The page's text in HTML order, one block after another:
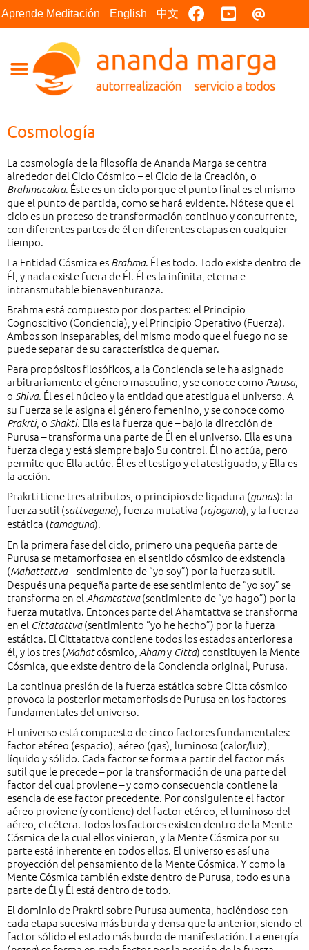
Aprende Meditación English 中文 FacebookYoutube
Cosmología
La cosmología de la filosofía de Ananda Marga se centra
alrededor del Ciclo Cósmico – el Ciclo de la Creación, o
Brahmacakra. Éste es un ciclo porque el punto final es el mismo
que el punto de partida, como se hará evidente. Nótese que el
ciclo es un proceso de transformación continuo y concurrente,
con diferentes partes de él en diferentes etapas en cualquier
tiempo.
La Entidad Cósmica es Brahma. Él es todo. Todo existe dentro de
Él, y nada existe fuera de Él. Él es la infinita, eterna e
intransmutable bienaventuranza.
Brahma está compuesto por dos partes: el Principio
Cognoscitivo (Conciencia), y el Principio Operativo (Fuerza).
Ambos son inseparables, del mismo modo que el fuego no se
puede separar de su característica de quemar.
Para propósitos filosóficos, a la Conciencia se le ha asignado
arbitrariamente el género masculino, y se conoce como Purusa,
o Shiva. Él es el núcleo y la entidad que atestigua el universo. A
su Fuerza se le asigna el género femenino, y se conoce como
Prakrti, o Shakti. Ella es la fuerza que – bajo la dirección de
Purusa – transforma una parte de Él en el universo. Ella es una
fuerza ciega y está siempre bajo Su control. Él no actúa, pero
permite que Ella actúe. Él es el testigo y el atestiguado, y Ella es
la acción.
Prakrti tiene tres atributos, o principios de ligadura (gunas): la
fuerza sutil (sattvaguna), fuerza mutativa (rajoguna), y la fuerza
estática (tamoguna).
En la primera fase del ciclo, primero una pequeña parte de
Purusa se metamorfosea en el sentido cósmico de existencia
(Mahattattva– sentimiento de “yo soy”) por la fuerza sutil.
Después una pequeña parte de ese sentimiento de “yo soy” se
transforma en el Ahamtattva(sentimiento de “yo hago”) por la
fuerza mutativa. Entonces parte del Ahamtattva se transforma
en el Cittatattva(sentimiento “yo he hecho”) por la fuerza
estática. El Cittatattva contiene todos los estados anteriores a
él, y los tres (Mahatcósmico, Ahamy Citta) constituyen la Mente
Cósmica, que existe dentro de la Conciencia original, Purusa.
La continua presión de la fuerza estática sobre Citta cósmico
provoca la posterior metamorfosis de Purusa en los factores
fundamentales del universo.
El universo está compuesto de cinco factores fundamentales:
factor etéreo (espacio), aéreo (gas), luminoso (calor/luz),
líquido y sólido. Cada factor se forma a partir del factor más
sutil que le precede – por la transformación de una parte del
factor del cual proviene – y como consecuencia contiene la
esencia de ese factor precedente. Por consiguiente el factor
aéreo proviene (y contiene) del factor etéreo, el luminoso del
aéreo, etcétera. Todos los factores existen dentro de la Mente
Cósmica de la cual ellos vinieron, y la Mente Cósmica por su
parte está inherente en todos ellos. El universo es así una
proyección del pensamiento de la Mente Cósmica. Y como la
Mente Cósmica también existe dentro de Purusa, todo es una
parte de Él y Él está dentro de todo.
El dominio de Prakrti sobre Purusa aumenta, haciéndose con
cada etapa sucesiva más burda y densa que la anterior, siendo el
factor sólido el estado más burdo de manifestación. La energía